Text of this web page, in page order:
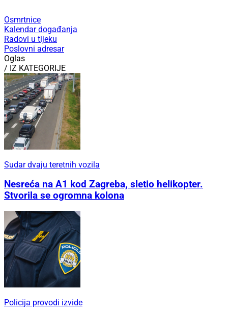
Osmrtnice
Kalendar događanja
Radovi u tijeku
Poslovni adresar
Oglas
/ IZ KATEGORIJE
Sudar dvaju teretnih vozila
Nesreća na A1 kod Zagreba, sletio helikopter.
Stvorila se ogromna kolona
Policija provodi izvide